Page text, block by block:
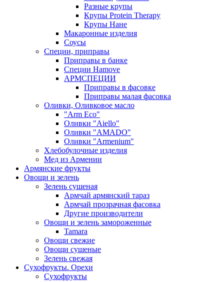
Разные крупы
Крупы Protein Therapy
Крупы Нане
Макаронные изделия
Соусы
Специи, приправы
Приправы в банке
Специи Hamove
АРМСПЕЦИИ
Приправы в фасовке
Приправы малая фасовка
Оливки, Оливковое масло
"Arm Eco"
Оливки "Aiello"
Оливки "AMADO"
Оливки "Armenium"
Хлебобулочные изделия
Мед из Армении
Армянские фрукты
Овощи и зелень
Зелень сушеная
Армчай армянский тараз
Армчай прозрачная фасовка
Другие производители
Овощи и зелень замороженные
Tamara
Овощи свежие
Овощи сушеные
Зелень свежая
Сухофрукты. Орехи
Сухофрукты